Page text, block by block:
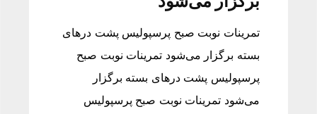
تمرینات نوبت صبح پرسپولیس پشت درهای
بسته برگزار می‌شود تمرینات نوبت صبح
پرسپولیس پشت درهای بسته برگزار
می‌شود تمرینات نوبت صبح پرسپولیس